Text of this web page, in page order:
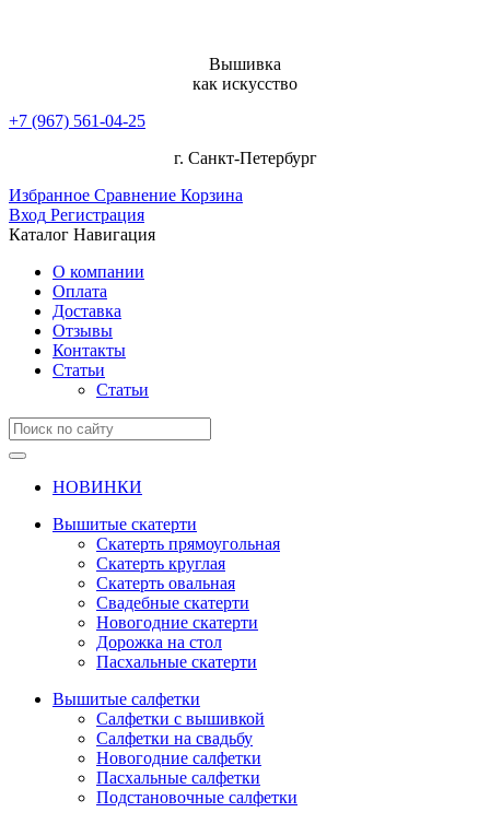
Вышивка
как искусство
+7 (967) 561-04-25
г. Санкт-Петербург
Избранное Сравнение Корзина
Вход Регистрация
Каталог Навигация
О компании
Оплата
Доставка
Отзывы
Контакты
Статьи
Статьи
НОВИНКИ
Вышитые скатерти
Скатерть прямоугольная
Скатерть круглая
Скатерть овальная
Свадебные скатерти
Новогодние скатерти
Дорожка на стол
Пасхальные скатерти
Вышитые салфетки
Салфетки с вышивкой
Салфетки на свадьбу
Новогодние салфетки
Пасхальные салфетки
Подстановочные салфетки